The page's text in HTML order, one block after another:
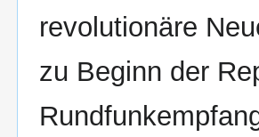
revolutionäre
zu Beginn der